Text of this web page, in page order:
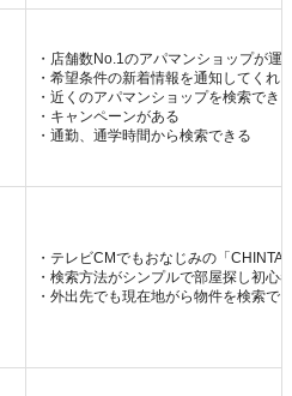
・店舗数No.1のアパマンショップが運
・希望条件の新着情報を通知してくれ
・近くのアパマンショップを検索でき
・キャンペーンがある
・通勤、通学時間から検索できる
・テレビCMでもおなじみの「
・検索方法がシンプルで部屋探し初心
・外出先でも現在地がら物件を検索で